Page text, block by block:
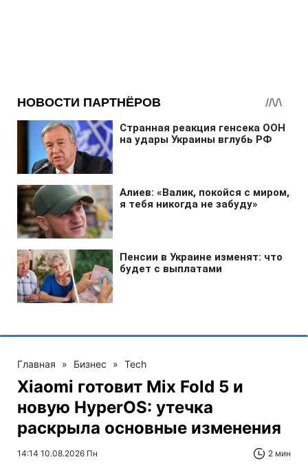
Главная » Бизнес » Tech
Xiaomi готовит Mix Fold 5 и
новую HyperOS: утечка
раскрыла основные изменения
14:14 10.08.2026 Пн 2 мин